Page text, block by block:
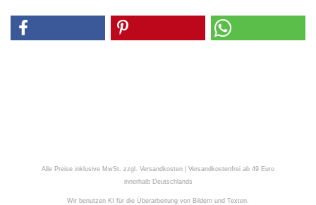
Alle Preise inklusive MwSt. zzgl. Versandkosten | Versandkostenfrei ab 49 Euro
innerhalb Deutschlands
Wir benutzen KI für die Überarbeitung von Bildern und Texten.